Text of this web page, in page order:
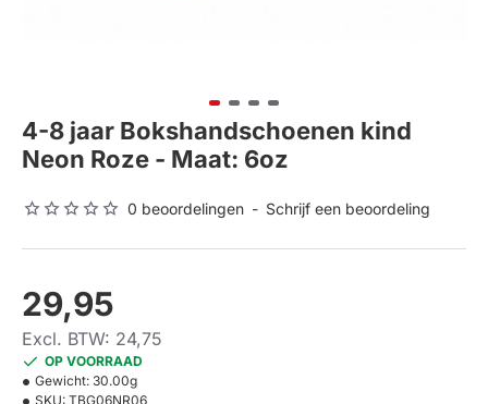
4-8 jaar Bokshandschoenen kind
Neon Roze - Maat: 6oz
0 beoordelingen - Schrijf een beoordeling
29,95
Excl. BTW: 24,75
OP VOORRAAD
Gewicht: 30.00g
SKU: TBG06NR06